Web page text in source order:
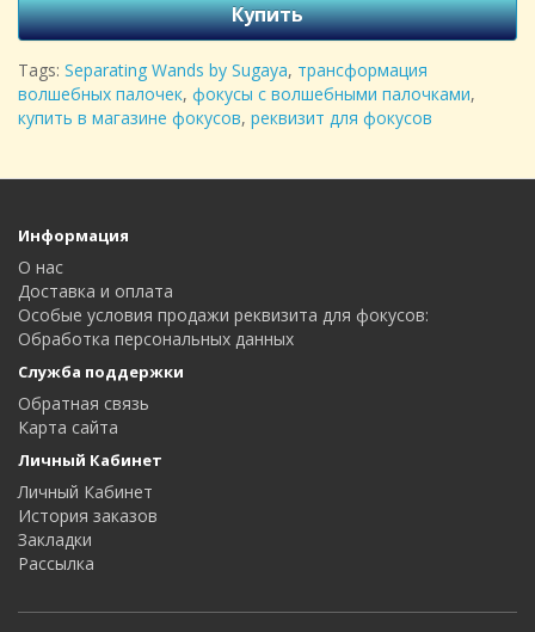
Купить
Tags: Separating Wands by Sugaya, трансформация
волшебных палочек, фокусы с волшебными палочками,
купить в магазине фокусов, реквизит для фокусов
Информация
О нас
Доставка и оплата
Особые условия продажи реквизита для фокусов:
Oбработка персональных данных
Служба поддержки
Обратная связь
Карта сайта
Личный Кабинет
Личный Кабинет
История заказов
Закладки
Рассылка